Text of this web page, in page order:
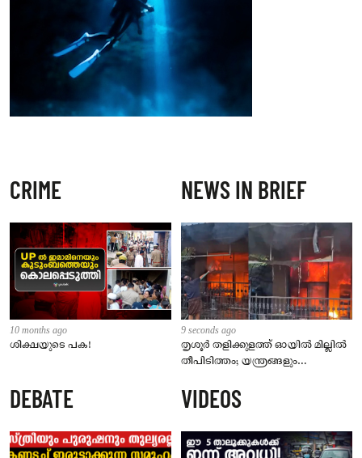
CRIME
10 months ago
ശിക്ഷയുടെ പക!
NEWS IN BRIEF
9 seconds ago
തൃശൂർ തളിക്കുളത്ത് ഓയിൽ മില്ലിൽ
തീപിടിത്തം; യന്ത്രങ്ങളും
കത്തിനശിച്ചു
DEBATE VIDEOS